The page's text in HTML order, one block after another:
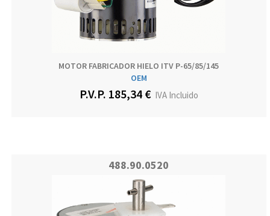
MOTOR FABRICADOR HIELO ITV P-65/85/145
OEM
P.V.P. 185,34 €IVA Incluido
488.90.0520